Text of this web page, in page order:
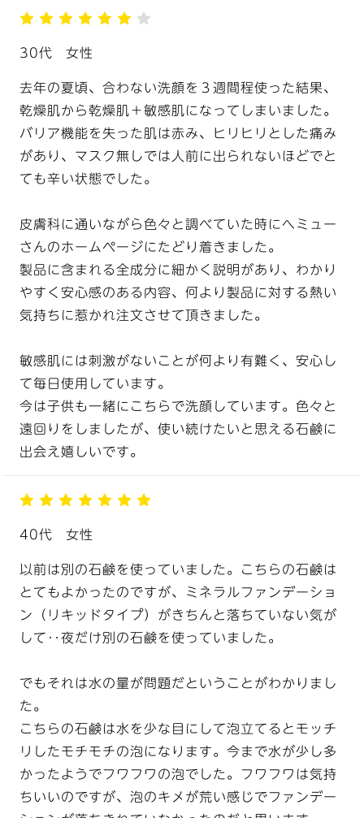
30代 女性
去年の夏頃、合わない洗顔を３週間程使った結果、
乾燥肌から乾燥肌＋敏感肌になってしまいました。
バリア機能を失った肌は赤み、ヒリヒリとした痛み
があり、マスク無しでは人前に出られないほどでと
ても辛い状態でした。
皮膚科に通いながら色々と調べていた時にへミュー
さんのホームページにたどり着きました。
製品に含まれる全成分に細かく説明があり、わかり
やすく安心感のある内容、何より製品に対する熱い
気持ちに惹かれ注文させて頂きました。
敏感肌には刺激がないことが何より有難く、安心し
て毎日使用しています。
今は子供も一緒にこちらで洗顔しています。色々と
遠回りをしましたが、使い続けたいと思える石鹸に
出会え嬉しいです。
40代 女性
以前は別の石鹸を使っていました。こちらの石鹸は
とてもよかったのですが、ミネラルファンデーショ
ン（リキッドタイプ）がきちんと落ちていない気が
して‥夜だけ別の石鹸を使っていました。
でもそれは水の量が問題だということがわかりまし
た。
こちらの石鹸は水を少な目にして泡立てるとモッチ
リしたモチモチの泡になります。今まで水が少し多
かったようでフワフワの泡でした。フワフワは気持
ちいいのですが、泡のキメが荒い感じでファンデー